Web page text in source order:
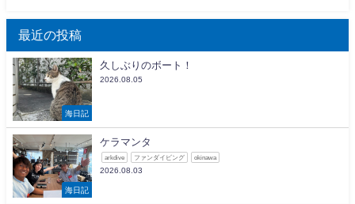
最近の投稿
海日記
久しぶりのボート！
2026.08.05
海日記
ケラマンタ
arkdive ファンダイビング okinawa
2026.08.03